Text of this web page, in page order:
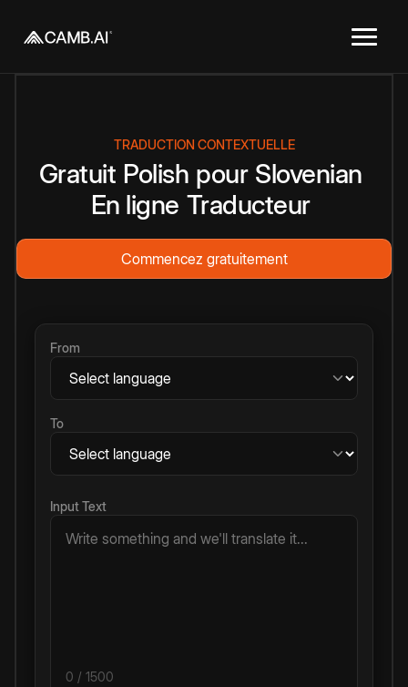
TRADUCTION CONTEXTUELLE
Gratuit Polish pour Slovenian
En ligne Traducteur
Commencez gratuitement
From
To
Input Text
0 / 1500